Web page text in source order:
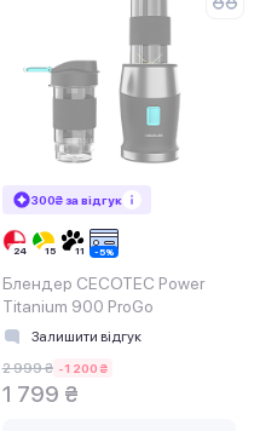
300₴ за відгук
Блендер CECOTEC Power
Titanium 900 ProGo
Залишити відгук
2 999 ₴ -1 200 ₴
1 799 ₴